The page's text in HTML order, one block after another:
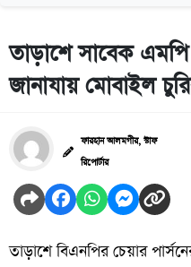
তাড়াশে সাবেক
জানাযায় মোবাইল
ফারহান আলমগীর, স্টাফ
রিপোর্টার
তাড়াশে বিএনপির চেয়ার